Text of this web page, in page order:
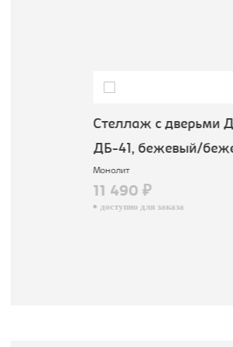
Стеллаж с дверьми
ДБ-41, бежевый/
Монолит
11 490 ₽
доступно для заказа